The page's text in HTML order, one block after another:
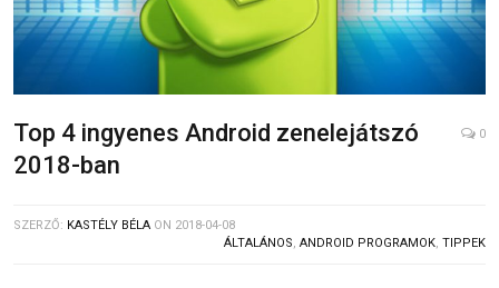
Top 4 ingyenes Android zenelejátszó
2018-ban
0
SZERZŐ: KASTÉLY BÉLA ON 2018-04-08
ÁLTALÁNOS, ANDROID PROGRAMOK, TIPPEK